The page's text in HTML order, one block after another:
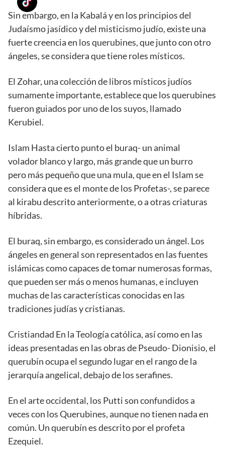
Sin embargo, en la Kabalá y en los principios del
Judaísmo jasídico y del misticismo judío, existe una
fuerte creencia en los querubines, que junto con otro
ángeles, se considera que tiene roles místicos.
El Zohar, una colección de libros místicos judíos
sumamente importante, establece que los querubines
fueron guiados por uno de los suyos, llamado
Kerubiel.
Islam Hasta cierto punto el buraq- un animal
volador blanco y largo, más grande que un burro
pero más pequeño que una mula, que en el Islam se
considera que es el monte de los Profetas-, se parece
al kirabu descrito anteriormente, o a otras criaturas
híbridas.
El buraq, sin embargo, es considerado un ángel. Los
ángeles en general son representados en las fuentes
islámicas como capaces de tomar numerosas formas,
que pueden ser más o menos humanas, e incluyen
muchas de las características conocidas en las
tradiciones judías y cristianas.
Cristiandad En la Teología católica, así como en las
ideas presentadas en las obras de Pseudo- Dionisio, el
querubín ocupa el segundo lugar en el rango de la
jerarquía angelical, debajo de los serafines.
En el arte occidental, los Putti son confundidos a
veces con los Querubines, aunque no tienen nada en
común. Un querubín es descrito por el profeta
Ezequiel.